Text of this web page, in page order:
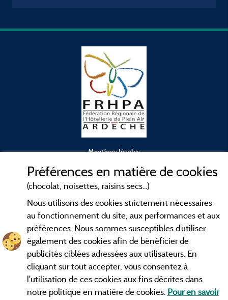
Mentions légales
Contact
CGV
Les meilleurscampings en Ardèche . Consultez les fiches de
nos adhérents et découvrez nos meilleures offres dans les
Gorges de l'Ardèche, le célèbrePont d'Arc, la grotte de l'Aven
d'Orgnac, Le mont Gerbier de Jonc ou le mont Mézenc...
Préférences en matière de cookies
(chocolat, noisettes, raisins secs...)
Nous utilisons des cookies strictement nécessaires
au fonctionnement du site, aux performances et aux
préférences. Nous sommes susceptibles d’utiliser
également des cookies afin de bénéficier de
publicités ciblées adressées aux utilisateurs. En
cliquant sur tout accepter, vous consentez à
l'utilisation de ces cookies aux fins décrites dans
notre politique en matière de cookies. Pour en savoir